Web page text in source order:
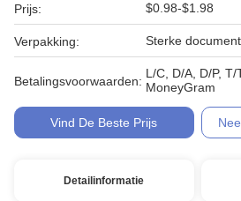
Prijs: $0.98-$1.98
Verpakking: Sterke
Betalingsvoorwaarden:
L/C, D/A, D/P, T/
MoneyGram
Vind De Beste Prijs
Detailinformatie